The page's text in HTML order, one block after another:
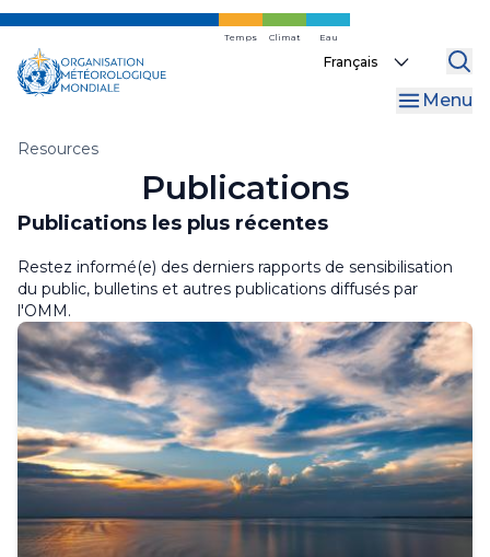
Skip
main
content
Temps Climat Eau
Select
Menu
MeteoWorld
Bibliothèque
Dashboards
Linguistic Resources
Fil
Resources
Publications
Publications les plus récentes
Restez informé(e) des derniers rapports de sensibilisation
du public, bulletins et autres publications diffusés par
l'OMM.